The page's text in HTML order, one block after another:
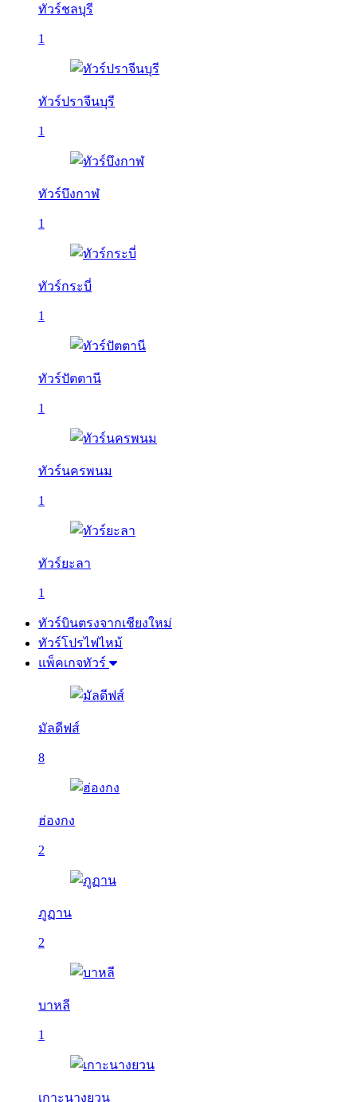
ทัวร์ชลบุรี
1
ทัวร์ปราจีนบุรี
1
ทัวร์บึงกาฬ
1
ทัวร์กระบี่
1
ทัวร์ปัตตานี
1
ทัวร์นครพนม
1
ทัวร์ยะลา
1
ทัวร์บินตรงจากเชียงใหม่
ทัวร์โปรไฟไหม้
แพ็คเกจทัวร์
มัลดีฟส์
8
ฮ่องกง
2
ภูฏาน
2
บาหลี
1
เกาะนางยวน